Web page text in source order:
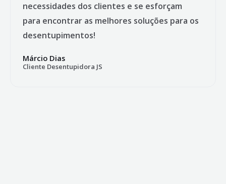
necessidades dos clientes e se esforçam
para encontrar as melhores soluções para os
desentupimentos!
Márcio Dias
Cliente Desentupidora JS